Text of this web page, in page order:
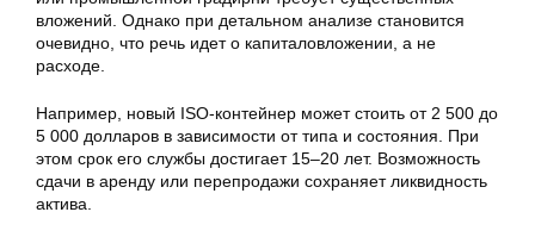
вложений. Однако при детальном анализе становится
очевидно, что речь идет о капиталовложении, а не
расходе.
Например, новый ISO-контейнер может стоить от 2 500 до
5 000 долларов в зависимости от типа и состояния. При
этом срок его службы достигает 15–20 лет. Возможность
сдачи в аренду или перепродажи сохраняет ликвидность
актива.